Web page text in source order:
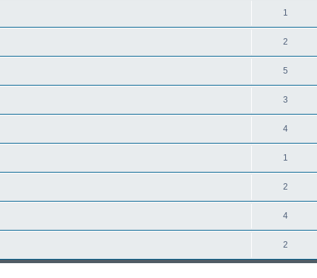
1
2
5
3
4
1
2
4
2